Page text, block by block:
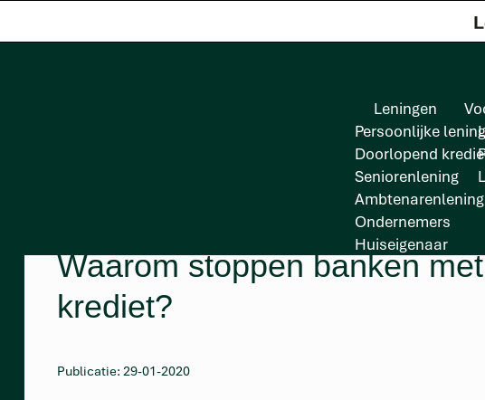
Leningen
Persoonlijke lening
Doorlopend
Seniorenlening
Ambtenarenlening
Ondernemers
Huiseigenaar
Waarom stoppen banken
krediet?
Publicatie: 29-01-2020